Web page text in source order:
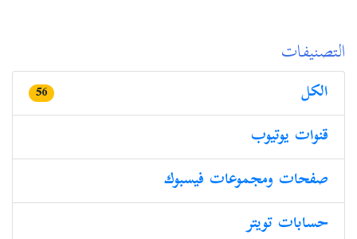
التصنيفات
الكل 56
قنوات یوتیوب
صفحات ومجموعات فیسبوك
حسابات تویتر